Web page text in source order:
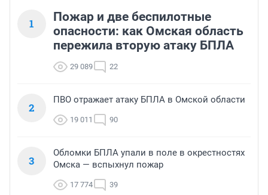
1
Пожар и две беспилотные
опасности: как Омская область
пережила вторую атаку БПЛА
29 089 22
2
ПВО отражает атаку БПЛА в Омской области
19 011 90
3
Обломки БПЛА упали в поле в окрестностях
Омска — вспыхнул пожар
17 774 39